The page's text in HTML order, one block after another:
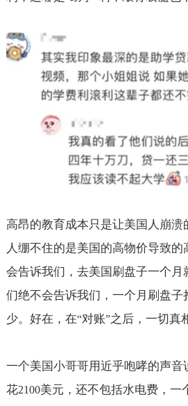
高昂的教育成本只是让美国人崩溃
人绷不住的是美国的高物价导致
会告诉我们，去美国刷盘子一个
们绝不会告诉我们，一个月刷盘子
少。好在，在“对账”之后，一切真
一个美国小哥哥用近乎咆哮的声
花2100美元，还不包括水电费，一